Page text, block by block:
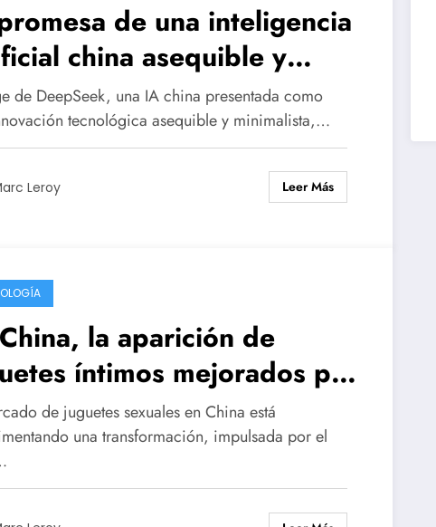
de una inteligencia
china asequible y
como DeepSeek,
el riesgo de derrumbarse
como nació.
de DeepSeek, una IA china presentada como
tecnológica asequible y minimalista,…
Leroy Leer Más
la aparición de
íntimos mejorados por
artificial
de juguetes sexuales en China está
una transformación, impulsada por el